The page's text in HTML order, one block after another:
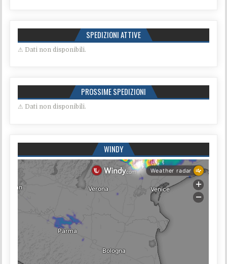
SPEDIZIONI ATTIVE
⚠ Dati non disponibili.
PROSSIME SPEDIZIONI
⚠ Dati non disponibili.
WINDY